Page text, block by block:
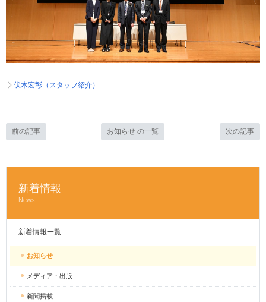
伏木宏彰（スタッフ紹介）
前の記事 お知らせ の一覧 次の記事
新着情報
News
新着情報一覧
お知らせ
メディア・出版
新聞掲載